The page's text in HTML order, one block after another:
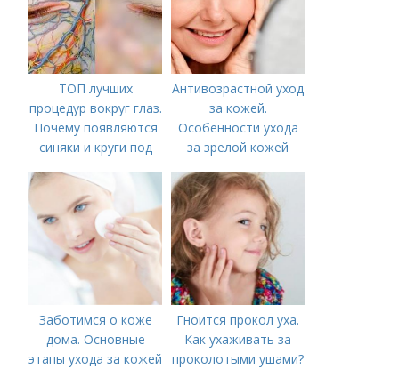
ТОП лучших
процедур вокруг глаз.
Почему появляются
синяки и круги под
Антивозрастной уход
за кожей.
Особенности ухода
за зрелой кожей
Заботимся о коже
дома. Основные
этапы ухода за кожей
Гноится прокол уха.
Как ухаживать за
проколотыми ушами?